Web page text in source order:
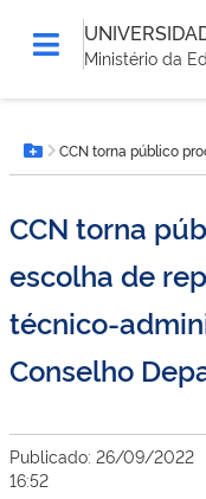
Ministério da
está
aqui:Botão Menu
CCN torna público
CCN torna
escolha de
técnico-
Conselho
Publicado: 26/09/2022
16:52